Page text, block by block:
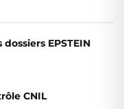
EPSTEIN
CNIL